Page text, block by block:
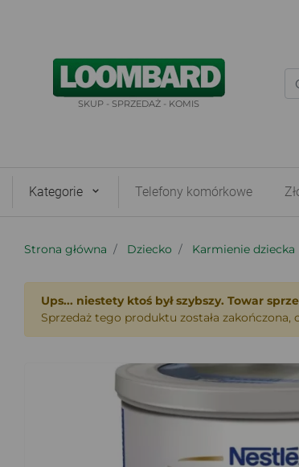
SKUP - SPRZEDAŻ - KOMIS
Kategorie Telefony komórkowe
Strona główna Dziecko Karmienie dziecka
Ups... niestety ktoś był szybszy. Towar
Sprzedaż tego produktu została